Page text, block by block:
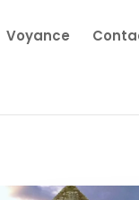
Voyance